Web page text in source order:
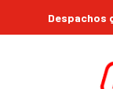
Despachos